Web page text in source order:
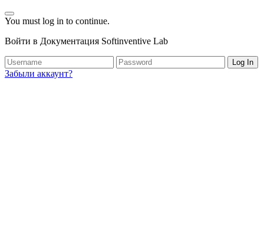
You must log in to continue.
Войти в Документация Softinventive Lab
Log In
Забыли аккаунт?